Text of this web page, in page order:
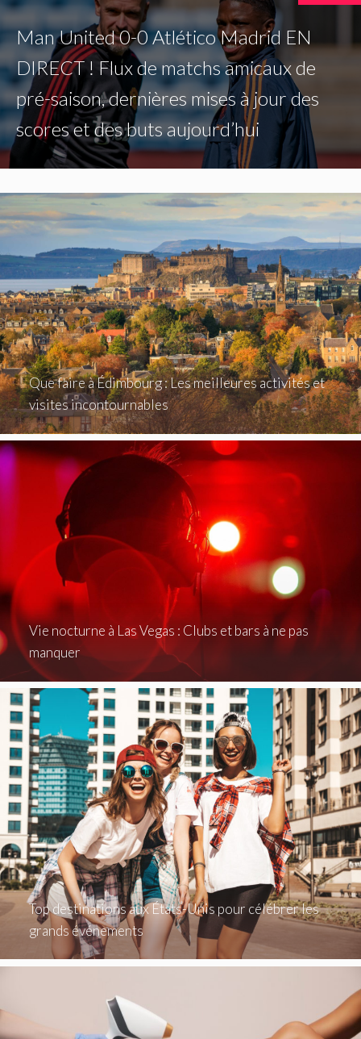
Man United 0-0 Atlético Madrid EN
DIRECT ! Flux de matchs amicaux de
pré-saison, dernières mises à jour des
scores et des buts aujourd’hui
Que faire à Édimbourg : Les meilleures activités et
visites incontournables
Vie nocturne à Las Vegas : Clubs et bars à ne pas
manquer
Top destinations aux États-Unis pour célébrer les
grands événements